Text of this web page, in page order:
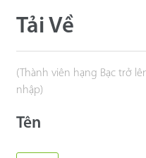
Tải Về
(Thành viên hạng Bạc trở
nhập)
Tên